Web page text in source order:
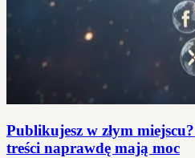
Publikujesz w złym
treści naprawdę mają moc